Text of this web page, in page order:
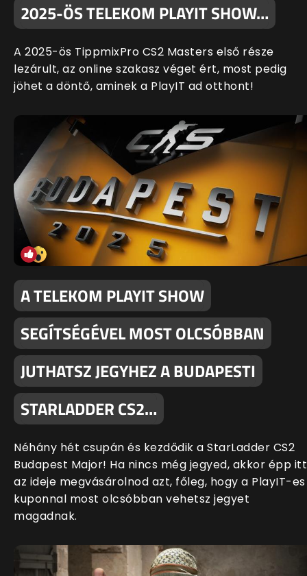
2025-ÖS TELEKOM PLAYIT SHOW…
A 2025-ös TippmixPro CS2 Masters első része
lezárult, az online szakasz véget ért, most pedig
jöhet a döntő, aminek a PlayIT ad otthont!
A TELEKOM PLAYIT SHOW
SEGÍTSÉGÉVEL MOST OLCSÓBBAN
JUTHATSZ JEGYHEZ A BUDAPESTI
STARLADDER CS2…
Néhány hét csupán és kezdődik a StarLadder CS2
Budapest Major! Ha nincs még jegyed, akkor épp itt
az ideje megvásárolnod azt, főleg, hogy a PlayIT-es
kuponnal most olcsóbban vehetsz jegyet
magadnak.